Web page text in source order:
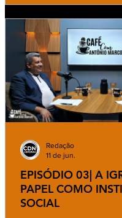
EPISÓDIO 03| A
PAPEL COMO
SOCIAL
Redação
11 de jun.